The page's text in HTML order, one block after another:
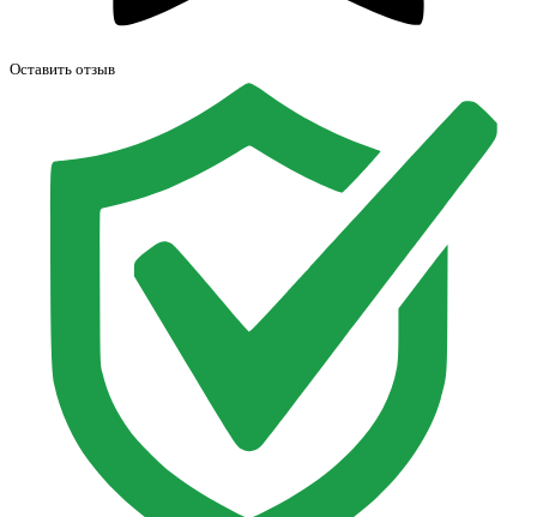
Оставить отзыв